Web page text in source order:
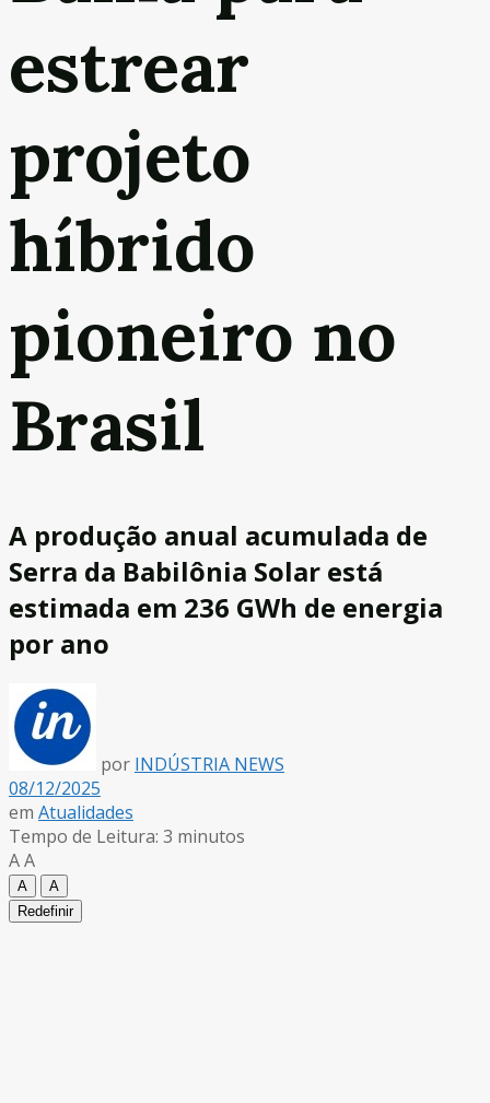
estrear
projeto
híbrido
pioneiro no
Brasil
A produção anual acumulada de
Serra da Babilônia Solar está
estimada em 236 GWh de energia
por ano
por INDÚSTRIA NEWS
08/12/2025
em Atualidades
Tempo de Leitura: 3 minutos
AA
A
A
Redefinir